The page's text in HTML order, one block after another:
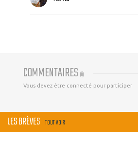
COMMENTAIRES (0)
Vous devez être connecté pour participer
LES BRÈVES TOUT VOIR